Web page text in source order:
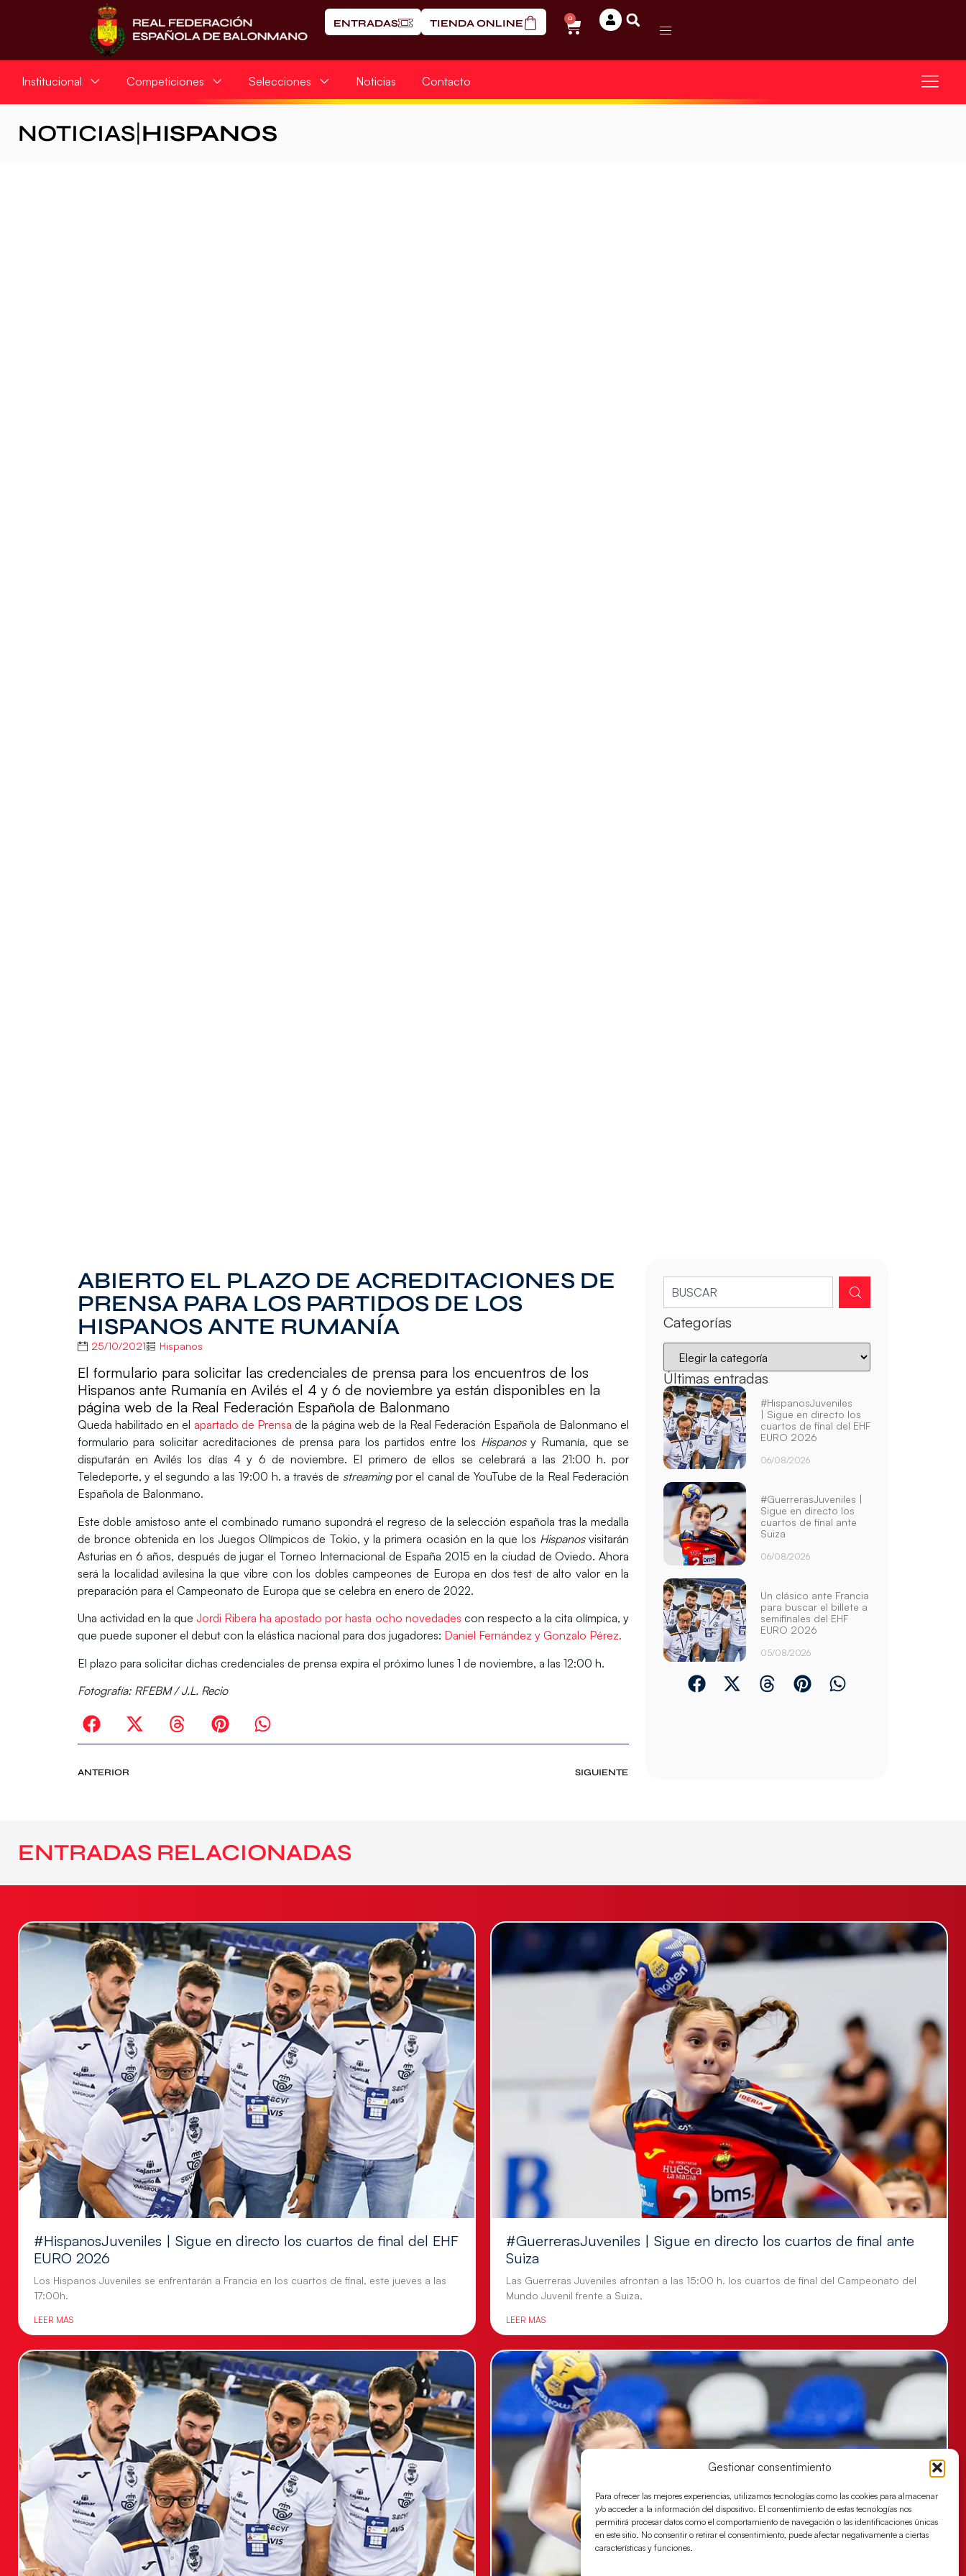
Gestionar consentimiento
Para ofrecer las mejores experiencias, utilizamos tecnologías como las cookies para almacenar
y/o acceder a la información del dispositivo. El consentimiento de estas tecnologías nos
permitirá procesar datos como el comportamiento de navegación o las identificaciones únicas
en este sitio. No consentir o retirar el consentimiento, puede afectar negativamente a ciertas
características y funciones.
ENTRADAS TIENDA ONLINE 0
Institucional Competiciones Selecciones Noticias Contacto
NOTICIAS HISPANOS
ABIERTO EL PLAZO DE ACREDITACIONES DE
PRENSA PARA LOS PARTIDOS DE LOS
HISPANOS ANTE RUMANÍA
25/10/2021 Hispanos
El formulario para solicitar las credenciales de prensa para los encuentros de los
Hispanos ante Rumanía en Avilés el 4 y 6 de noviembre ya están disponibles en la
página web de la Real Federación Española de Balonmano
Queda habilitado en el apartado de Prensa de la página web de la Real Federación Española de Balonmano el
formulario para solicitar acreditaciones de prensa para los partidos entre los Hispanosy Rumanía, que se
disputarán enAviléslos días 4 y 6 de noviembre. El primero de ellos se celebrará a las 21:00 h. por
Teledeporte, y el segundo a las19:00 h. a través de streaming por el canal de YouTube de la Real Federación
Española de Balonmano.
Este doble amistoso ante el combinado rumano supondrá el regreso de la selección española tras la medalla
de bronce obtenida en los Juegos Olímpicos de Tokio, y la primera ocasión en la que los Hispanosvisitarán
Asturias en 6 años, después de jugar el Torneo Internacional de España 2015 en la ciudad de Oviedo. Ahora
será la localidad avilesina la que vibre con los dobles campeones de Europa en dos test de alto valor en la
preparación para el Campeonato de Europa que se celebra en enero de 2022.
Una actividad en la que Jordi Ribera ha apostado por hasta ocho novedades con respecto a la cita olímpica, y
que puede suponer el debut con la elástica nacional para dos jugadores: Daniel Fernández y Gonzalo Pérez.
El plazo para solicitar dichas credenciales de prensa expira el próximo lunes 1 de noviembre, a las 12:00 h.
Fotografía: RFEBM / J.L. Recio
ANTERIOR SIGUIENTE
Categorías
Últimas entradas
#HispanosJuveniles
| Sigue en directo los
cuartos de final del EHF
EURO 2026
06/08/2026
#GuerrerasJuveniles |
Sigue en directo los
cuartos de final ante
Suiza
06/08/2026
Un clásico ante Francia
para buscar el billete a
semifinales del EHF
EURO 2026
05/08/2026
ENTRADAS RELACIONADAS
#HispanosJuveniles | Sigue en directo los cuartos de final del EHF
EURO 2026
Los Hispanos Juveniles se enfrentarán a Francia en los cuartos de final, este jueves a las
17:00h.
LEER MÁS
#GuerrerasJuveniles | Sigue en directo los cuartos de final ante
Suiza
Las Guerreras Juveniles afrontan a las 15:00 h. los cuartos de final del Campeonato del
Mundo Juvenil frente a Suiza,
LEER MÁS